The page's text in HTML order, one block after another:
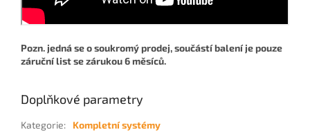
Pozn. jedná se o soukromý prodej, součástí balení je pouze
záruční list se zárukou 6 měsíců.
Doplňkové parametry
Kategorie:
Kompletní systémy